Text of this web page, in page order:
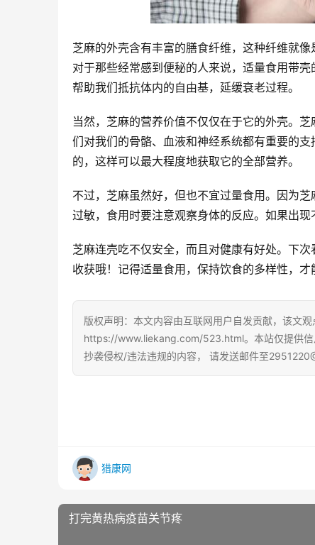
芝麻的外壳含有丰富的膳食纤维，这种纤维就像
对于那些经常感到便秘的人来说，适量食用带
帮助我们抵抗体内的自由基，延缓衰老过程。
当然，芝麻的营养价值不仅仅在于它的外壳。
们对我们的骨骼、血液和神经系统都有重要的
的，这样可以最大程度地获取它的全部营养。
不过，芝麻虽然好，但也不宜过量食用。因为
过敏，食用时要注意观察身体的反应。如果出现
芝麻连壳吃不仅安全，而且对健康有好处。下
收获哦！记得适量食用，保持饮食的多样性，才
版权声明：本文内容由互联网用户自发贡献，该文
https://www.liekang.com/523.html。本站仅提供信
抄袭侵权/违法违规的内容， 请发送邮件至
猎康网
打完黄热病疫苗关节疼